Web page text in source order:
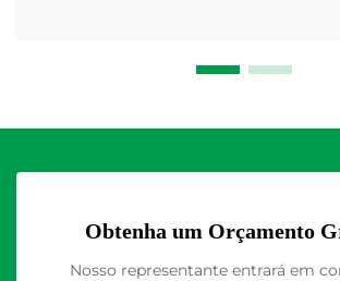
Obtenha um Orçamento
Nosso representante entrará em